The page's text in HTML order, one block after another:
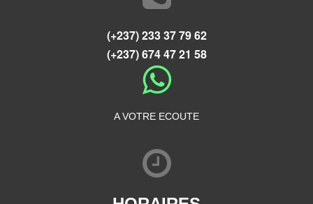
(+237) 233 37 79 62
(+237) 674 47 21 58
A VOTRE ECOUTE